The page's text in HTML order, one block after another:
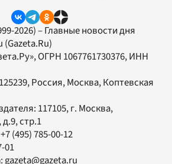
2026) – Главные новости дня
(Gazeta.Ru)
, ОГРН 1067761730376, ИНН
Россия, Москва, Коптевская
117105, г. Москва,
стр.1
+7 (495) 785-00-12
01
gazeta@gazeta.ru